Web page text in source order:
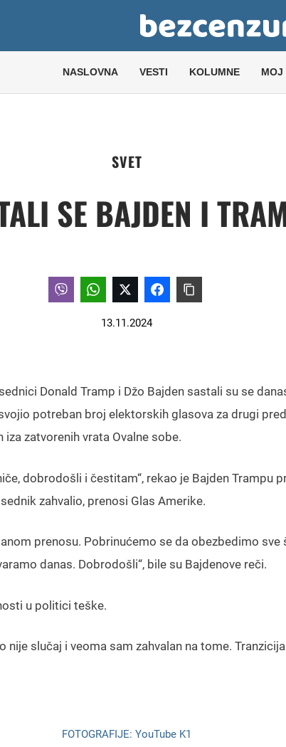
NASLOVNA VESTI KOLUMNE MOJ
SVET
SE BAJDEN I
13.11.2024
Donald Tramp i Džo Bajden sastali su se
potreban broj elektorskih glasova za drugi
zatvorenih vrata Ovalne sobe.
dobrodošli i čestitam“, rekao je Bajden Trampu
zahvalio, prenosi Glas Amerike.
prenosu. Pobrinućemo se da obezbedimo
danas. Dobrodošli“, bile su Bajdenove reči.
u politici teške.
nije slučaj i veoma sam zahvalan na tome.
FOTOGRAFIJE: YouTube K1